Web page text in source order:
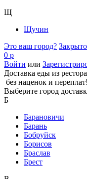
Щ
Щучин
Это ваш город? Закрыто
0 р
Войти или
Доставка еды из
без наценок и переплат!
Выберите город
Б
Барановичи
Барань
Бобруйск
Борисов
Браслав
Брест